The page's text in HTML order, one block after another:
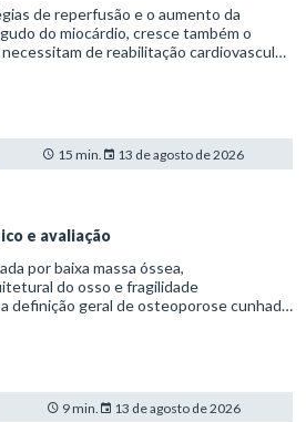
de reperfusão e o aumento da
do miocárdio, cresce também o
de reabilitação cardiovascular
15 min. 13 de agosto de 2026
e avaliação
por baixa massa óssea,
do osso e fragilidade
definição geral de osteoporose cunhada
9 min. 13 de agosto de 2026